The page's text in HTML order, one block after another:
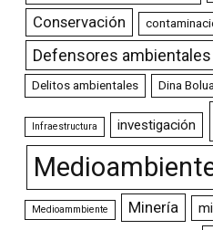
Conservación
Defensores ambientales
Delitos ambientales Dina
Infraestructura investigación
Medioammbiente Minería